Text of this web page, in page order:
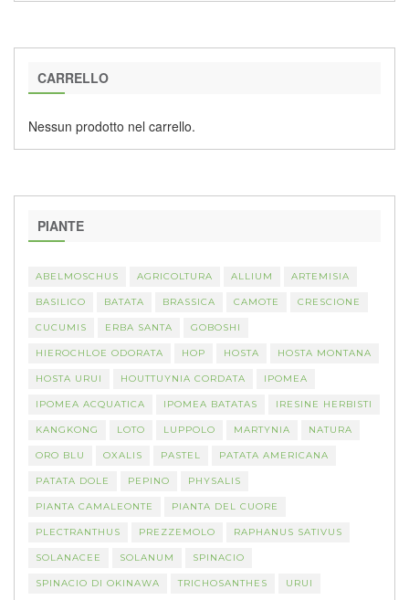
CARRELLO
Nessun prodotto nel carrello.
PIANTE
ABELMOSCHUS AGRICOLTURA ALLIUM ARTEMISIA
BASILICO BATATA BRASSICA CAMOTE CRESCIONE
CUCUMIS ERBA SANTA GOBOSHI
HIEROCHLOE ODORATA HOP HOSTA HOSTA MONTANA
HOSTA URUI HOUTTUYNIA CORDATA IPOMEA
IPOMEA ACQUATICA IPOMEA BATATAS IRESINE HERBISTI
KANGKONG LOTO LUPPOLO MARTYNIA NATURA
ORO BLU OXALIS PASTEL PATATA AMERICANA
PATATA DOLE PEPINO PHYSALIS
PIANTA CAMALEONTE PIANTA DEL CUORE
PLECTRANTHUS PREZZEMOLO RAPHANUS SATIVUS
SOLANACEE SOLANUM SPINACIO
SPINACIO DI OKINAWA TRICHOSANTHES URUI